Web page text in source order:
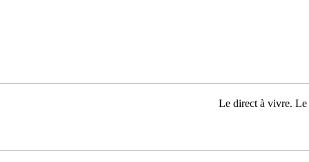
Le direct à vivre. Le